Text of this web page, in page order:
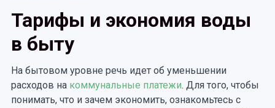
Тарифы и экономия воды
в быту
На бытовом уровне речь идет об уменьшении
расходов на коммунальные платежи. Для того, чтобы
понимать, что и зачем экономить, ознакомьтесь с